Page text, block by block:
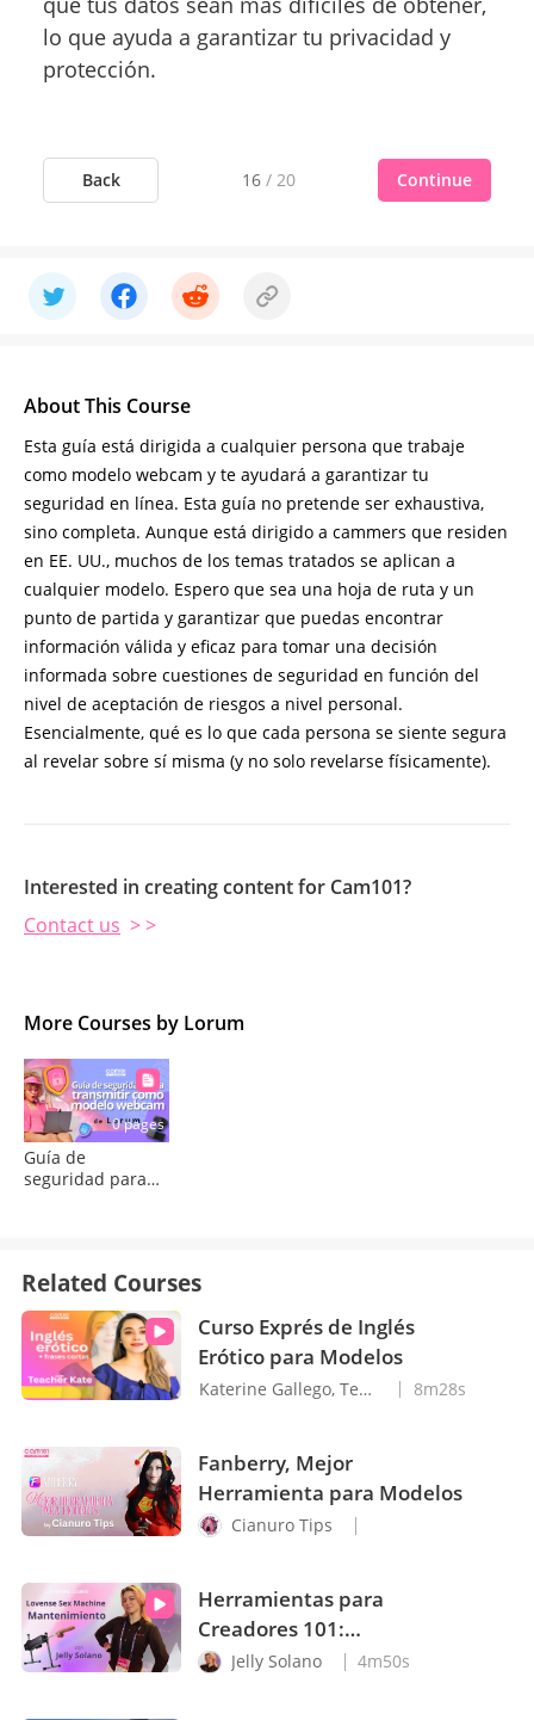
lo que ayuda a garantizar tu privacidad y
protección.
Back 16 / 20 Continue
About This Course
Esta guía está dirigida a cualquier persona que trabaje
como modelo webcam y te ayudará a garantizar tu
seguridad en línea. Esta guía no pretende ser exhaustiva,
sino completa. Aunque está dirigido a cammers que residen
en EE. UU., muchos de los temas tratados se aplican a
cualquier modelo. Espero que sea una hoja de ruta y un
punto de partida y garantizar que puedas encontrar
información válida y eficaz para tomar una decisión
informada sobre cuestiones de seguridad en función del
nivel de aceptación de riesgos a nivel personal.
Esencialmente, qué es lo que cada persona se siente segura
al revelar sobre sí misma (y no solo revelarse físicamente).
Interested in creating content for Cam101?
Contact us > >
More Courses by Lorum
0 pages
Guía de
seguridad para
Related Courses
Curso Exprés de Inglés
Erótico para Modelos
Katerine Gallego, Teacher Kate 8m28s
Fanberry, Mejor
Herramienta para Modelos
Cianuro Tips
Herramientas para
Creadores 101:
Mantenimiento de
Jelly Solano 4m50s